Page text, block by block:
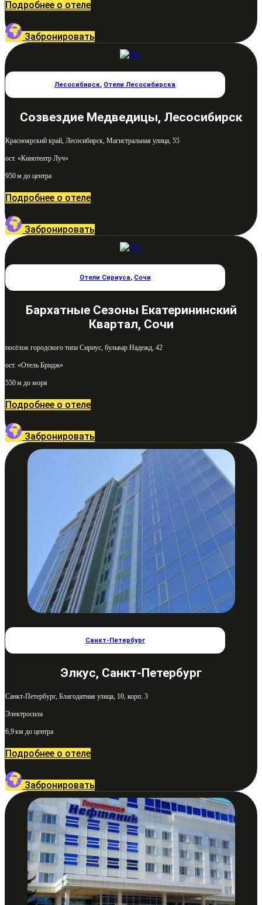
Подробнее о отеле
Забронировать
Лесосибирск, Отели Лесосибирска
Созвездие Медведицы, Лесосибирск
Красноярский край, Лесосибирск, Магистральная улица, 55
ост. «Кинотеатр Луч»
950 м до центра
Подробнее о отеле
Забронировать
Отели Сириуса, Сочи
Бархатные Сезоны Екатерининский
Квартал, Сочи
посёлок городского типа Сириус, бульвар Надежд, 42
ост. «Отель Бридж»
550 м до моря
Подробнее о отеле
Забронировать
Санкт-Петербург
Элкус, Санкт-Петербург
Санкт-Петербург, Благодатная улица, 10, корп. 3
Электросила
6,9 км до центра
Подробнее о отеле
Забронировать